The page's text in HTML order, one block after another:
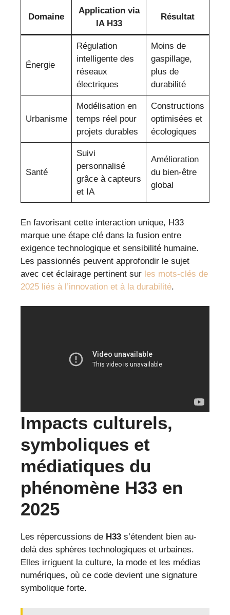
Domaine
Application via
IA H33
Résultat
Énergie
Régulation
intelligente des
réseaux
électriques
Moins de
gaspillage,
plus de
durabilité
Urbanisme
Modélisation en
temps réel pour
projets durables
Constructions
optimisées et
écologiques
Santé
Suivi
personnalisé
grâce à capteurs
et IA
Amélioration
du bien-être
global
En favorisant cette interaction unique, H33
marque une étape clé dans la fusion entre
exigence technologique et sensibilité humaine.
Les passionnés peuvent approfondir le sujet
avec cet éclairage pertinent sur les mots-clés de
2025 liés à l’innovation et à la durabilité.
Impacts culturels,
symboliques et
médiatiques du
phénomène H33 en
2025
Les répercussions de H33 s’étendent bien au-
delà des sphères technologiques et urbaines.
Elles irriguent la culture, la mode et les médias
numériques, où ce code devient une signature
symbolique forte.